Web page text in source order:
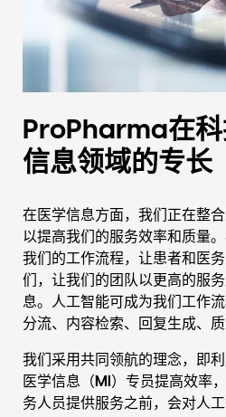
ProPharma在
信息领域的专长
在医学信息方面，我们正在整
以提高我们的服务效率和质量
我们的工作流程，让患者和医
们，让我们的团队以更高的服
息。人工智能可成为我们工作
分流、内容检索、回复生成、质
我们采用共同领航的理念，即
医学信息（MI）专员提高效率
务人员提供服务之前，会对人